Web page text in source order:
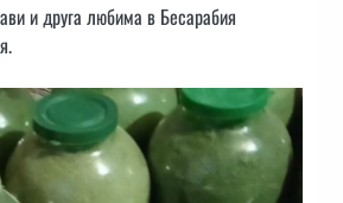
и друга любима в Бесарабия